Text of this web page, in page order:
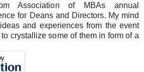
Association of MBAs annual
for Deans and Directors. My mind
and experiences from the event
crystallize some of them in form of a